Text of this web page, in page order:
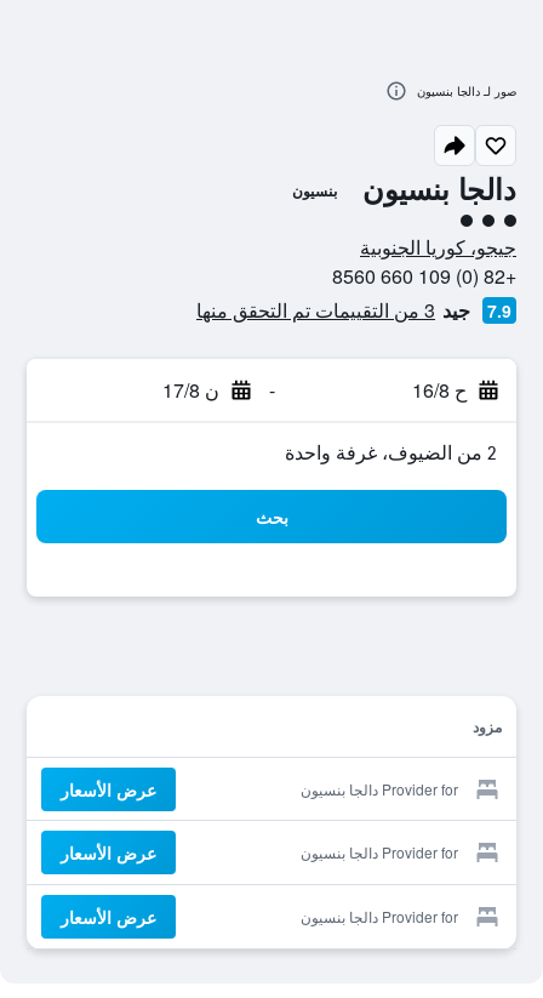
دالجا بنسيون بنسيون
تقييم فئة 3
جيجو، كوريا الجنوبية
+82 (0) 109 660 8560
7.9 جيد 3 من التقييمات تم التحقق منها
ح 16/8 - ن 17/8
2 من الضيوف، غرفة واحدة
بحث
مزود
Provider for دالجا بنسيون عرض الأسعار
Provider for دالجا بنسيون عرض الأسعار
Provider for دالجا بنسيون عرض الأسعار
صور لـ دالجا بنسيون